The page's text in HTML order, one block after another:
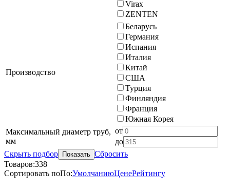
Virax
ZENTEN
Производство
Беларусь
Германия
Испания
Италия
Китай
США
Турция
Финляндия
Франция
Южная Корея
Максимальный диаметр труб,
мм
от
до
Скрыть подбор
Показать Сбросить
Товаров:338
Сортировать поПо:УмолчаниюЦенеРейтингу